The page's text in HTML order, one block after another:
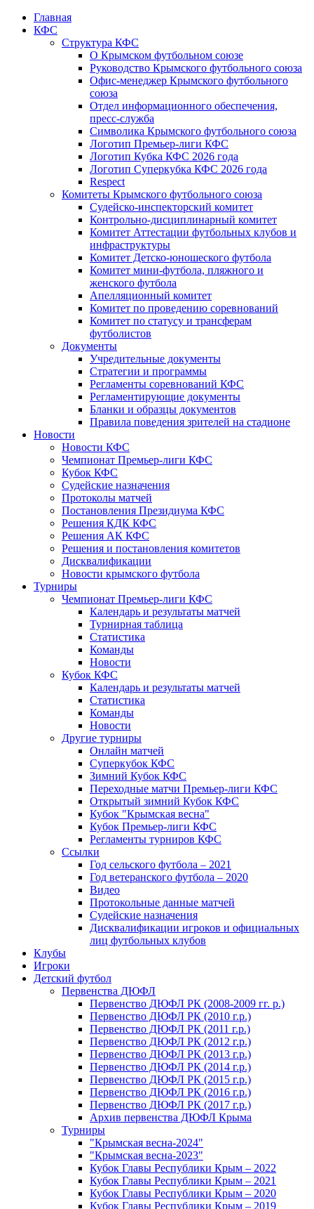
Главная
КФС
Структура КФС
О Крымском футбольном союзе
Руководство Крымского футбольного союза
Офис-менеджер Крымского футбольного
союза
Отдел информационного обеспечения,
пресс-служба
Символика Крымского футбольного союза
Логотип Премьер-лиги КФС
Логотип Кубка КФС 2026 года
Логотип Суперкубка КФС 2026 года
Respect
Комитеты Крымского футбольного союза
Судейско-инспекторский комитет
Контрольно-дисциплинарный комитет
Комитет Аттестации футбольных клубов и
инфраструктуры
Комитет Детско-юношеского футбола
Комитет мини-футбола, пляжного и
женского футбола
Апелляционный комитет
Комитет по проведению соревнований
Комитет по статусу и трансферам
футболистов
Документы
Учредительные документы
Стратегии и программы
Регламенты соревнований КФС
Регламентирующие документы
Бланки и образцы документов
Правила поведения зрителей на стадионе
Новости
Новости КФС
Чемпионат Премьер-лиги КФС
Кубок КФС
Судейские назначения
Протоколы матчей
Постановления Президиума КФС
Решения КДК КФС
Решения АК КФС
Решения и постановления комитетов
Дисквалификации
Новости крымского футбола
Турниры
Чемпионат Премьер-лиги КФС
Календарь и результаты матчей
Турнирная таблица
Статистика
Команды
Новости
Кубок КФС
Календарь и результаты матчей
Статистика
Команды
Новости
Другие турниры
Онлайн матчей
Суперкубок КФС
Зимний Кубок КФС
Переходные матчи Премьер-лиги КФС
Открытый зимний Кубок КФС
Кубок "Крымская весна"
Кубок Премьер-лиги КФС
Регламенты турниров КФС
Ссылки
Год сельского футбола – 2021
Год ветеранского футбола – 2020
Видео
Протокольные данные матчей
Судейские назначения
Дисквалификации игроков и официальных
лиц футбольных клубов
Клубы
Игроки
Детский футбол
Первенства ДЮФЛ
Первенство ДЮФЛ РК (2008-2009 гг. р.)
Первенство ДЮФЛ РК (2010 г.р.)
Первенство ДЮФЛ РК (2011 г.р.)
Первенство ДЮФЛ РК (2012 г.р.)
Первенство ДЮФЛ РК (2013 г.р.)
Первенство ДЮФЛ РК (2014 г.р.)
Первенство ДЮФЛ РК (2015 г.р.)
Первенство ДЮФЛ РК (2016 г.р.)
Первенство ДЮФЛ РК (2017 г.р.)
Архив первенства ДЮФЛ Крыма
Турниры
"Крымская весна-2024"
"Крымская весна-2023"
Кубок Главы Республики Крым – 2022
Кубок Главы Республики Крым – 2021
Кубок Главы Республики Крым – 2020
Кубок Главы Республики Крым – 2019